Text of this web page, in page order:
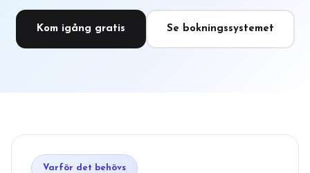
Kom igång gratis Se bokningssystemet
Varför det behövs